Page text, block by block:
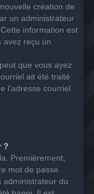
création de
un administrateur
information est
avez reçu un
que vous ayez
ait été traité
l’adresse courriel
?
Premièrement,
mot de passe
administrateur du